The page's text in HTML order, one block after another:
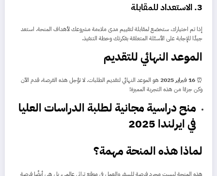
3. الاستعداد للمقابلة
إذا تم اختيارك، ستخضع لمقابلة لتقييم مدى ملاءمة مشروعك لأهداف المنحة. استعد
جيدًا للإجابة على الأسئلة المتعلقة بفكرتك وخطة التنفيذ.
الموعد النهائي للتقديم
⏰ 16 فبراير 2025
هو الموعد النهائي لتقديم الطلبات. لا تؤجل هذه الفرصة، قدم الآن
وكن جزءًا من هذه التجربة المميزة!
منح دراسية مجانية لطلبة الدراسات العليا
في ايرلندا 2025
لماذا هذه المنحة مهمة؟
هذه المنحة ليست مجرد فرصة للسفر والعمل في موقع تراثي عالمي، بل هي أيضًا فرصة